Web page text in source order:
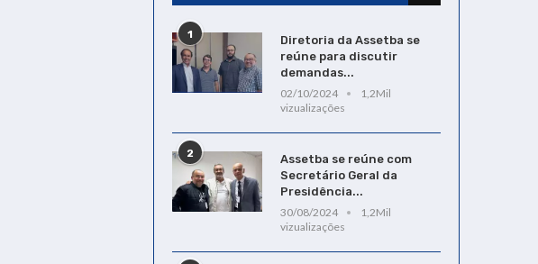
1
Diretoria da Assetba se
reúne para discutir
demandas...
02/10/2024
1,2Mil
vizualizações
2
Assetba se reúne com
Secretário Geral da
Presidência...
30/08/2024
1,2Mil
vizualizações